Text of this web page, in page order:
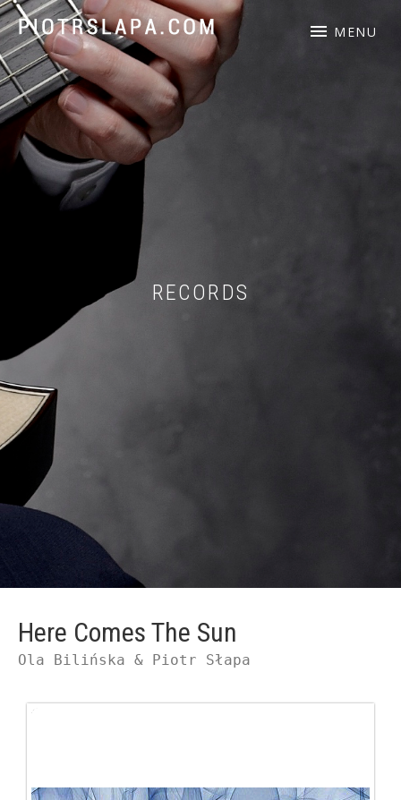
Piotr Słapa – polski gitarzysta akustyczny, kompozytor.
MENU
RECORDS
Here Comes The Sun
Ola Bilińska & Piotr Słapa